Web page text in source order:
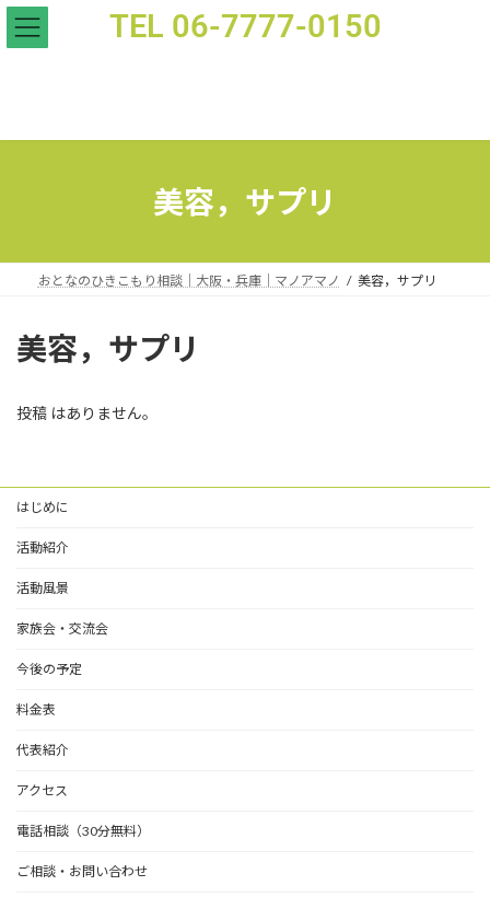
TEL 06-7777-0150
美容，サプリ
おとなのひきこもり相談｜大阪・兵庫｜マノアマノ 美容，サプリ
美容，サプリ
投稿 はありません。
はじめに
活動紹介
活動風景
家族会・交流会
今後の予定
料金表
代表紹介
アクセス
電話相談（30分無料）
ご相談・お問い合わせ